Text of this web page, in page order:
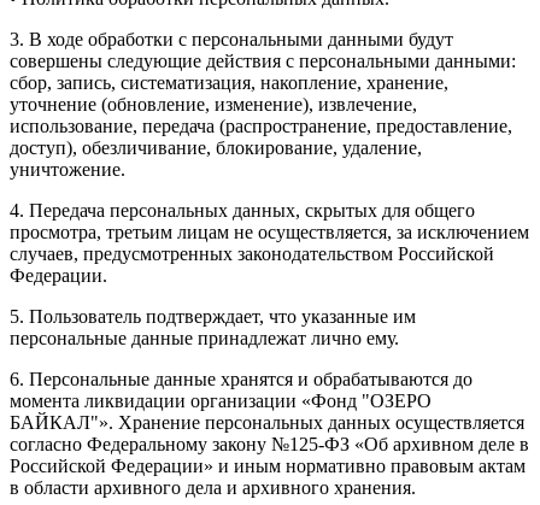
3. В ходе обработки с персональными данными будут
совершены следующие действия с персональными данными:
сбор, запись, систематизация, накопление, хранение,
уточнение (обновление, изменение), извлечение,
использование, передача (распространение, предоставление,
доступ), обезличивание, блокирование, удаление,
уничтожение.
4. Передача персональных данных, скрытых для общего
просмотра, третьим лицам не осуществляется, за исключением
случаев, предусмотренных законодательством Российской
Федерации.
5. Пользователь подтверждает, что указанные им
персональные данные принадлежат лично ему.
6. Персональные данные хранятся и обрабатываются до
момента ликвидации организации «Фонд "ОЗЕРО
БАЙКАЛ"». Хранение персональных данных осуществляется
согласно Федеральному закону №125-ФЗ «Об архивном деле в
Российской Федерации» и иным нормативно правовым актам
в области архивного дела и архивного хранения.